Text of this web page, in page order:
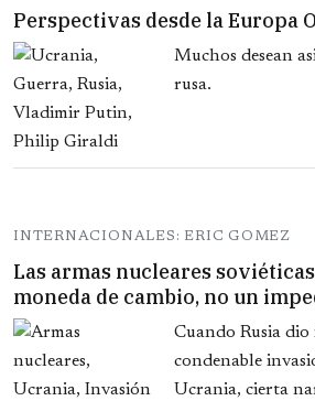
Perspectivas desde la Europa
Muchos desean
rusa.
INTERNACIONALES: ERIC GOMEZ
Las armas nucleares
moneda de cambio, no un
Cuando Rusia dio
condenable
Ucrania, cierta